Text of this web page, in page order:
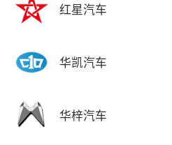
红星汽车
华凯汽车
华梓汽车